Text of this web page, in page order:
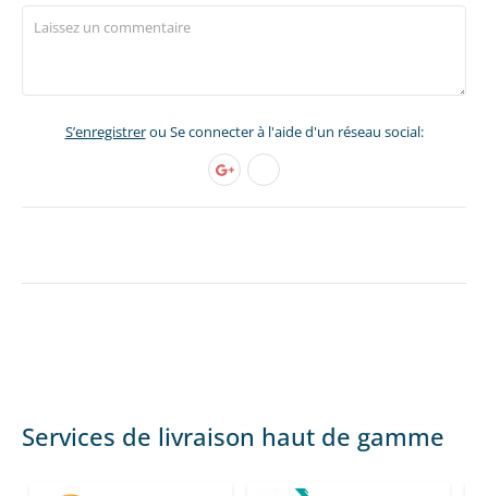
S’enregistrerou Se connecter à l'aide d'un réseau social:
Services de livraison haut de gamme